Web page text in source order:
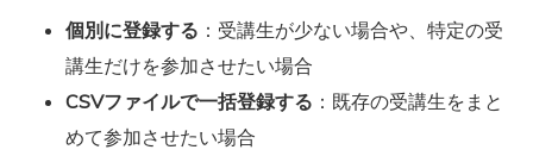
個別に登録する ：受講生が少ない場合や、特定の受
講生だけを参加させたい場合
CSVファイルで一括登録する ：既存の受講生をまと
めて参加させたい場合